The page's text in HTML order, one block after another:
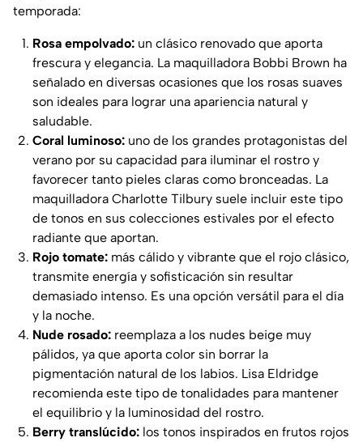
temporada:
Rosa empolvado: un clásico renovado que aporta
frescura y elegancia. La maquilladora Bobbi Brown ha
señalado en diversas ocasiones que los rosas suaves
son ideales para lograr una apariencia natural y
saludable.
Coral luminoso: uno de los grandes protagonistas del
verano por su capacidad para iluminar el rostro y
favorecer tanto pieles claras como bronceadas. La
maquilladora Charlotte Tilbury suele incluir este tipo
de tonos en sus colecciones estivales por el efecto
radiante que aportan.
Rojo tomate: más cálido y vibrante que el rojo clásico,
transmite energía y sofisticación sin resultar
demasiado intenso. Es una opción versátil para el día
y la noche.
Nude rosado: reemplaza a los nudes beige muy
pálidos, ya que aporta color sin borrar la
pigmentación natural de los labios. Lisa Eldridge
recomienda este tipo de tonalidades para mantener
el equilibrio y la luminosidad del rostro.
Berry translúcido: los tonos inspirados en frutos rojos